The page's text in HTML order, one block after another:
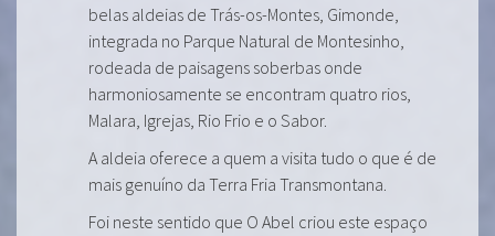
belas aldeias de Trás-os-Montes, Gimonde,
integrada no Parque Natural de Montesinho,
rodeada de paisagens soberbas onde
harmoniosamente se encontram quatro rios,
Malara, Igrejas, Rio Frio e o Sabor.
A aldeia oferece a quem a visita tudo o que é de
mais genuíno da Terra Fria Transmontana.
Foi neste sentido que O Abel criou este espaço